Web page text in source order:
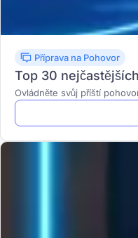
Příprava na Pohovor
Top 30
Ovládněte svůj příští